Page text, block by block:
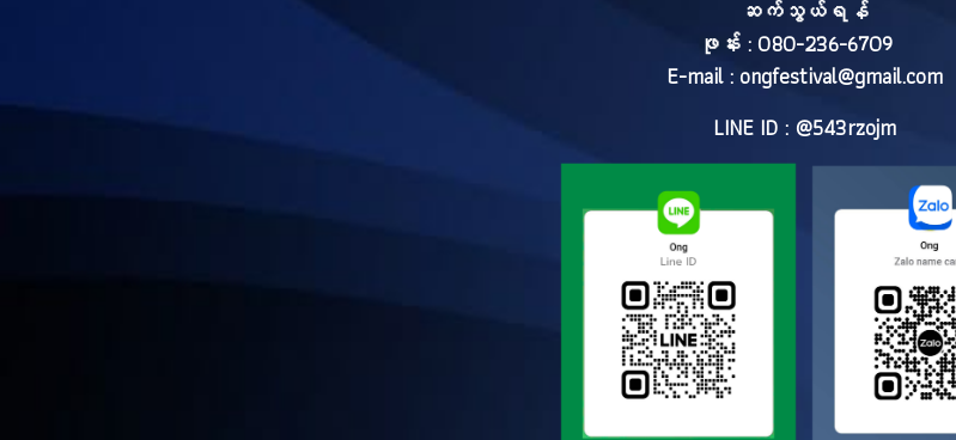
ဆက်သွယ်ရန်
ဖုန်း : 080-236-6709
E-mail :ongfestival@gmail.com
LINE ID : @543rzojm